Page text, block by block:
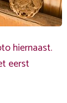
hiernaast.
eerst